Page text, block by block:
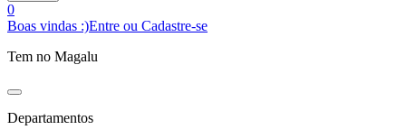
0
Boas vindas :)Entre ou Cadastre-se
Tem no Magalu
Departamentos